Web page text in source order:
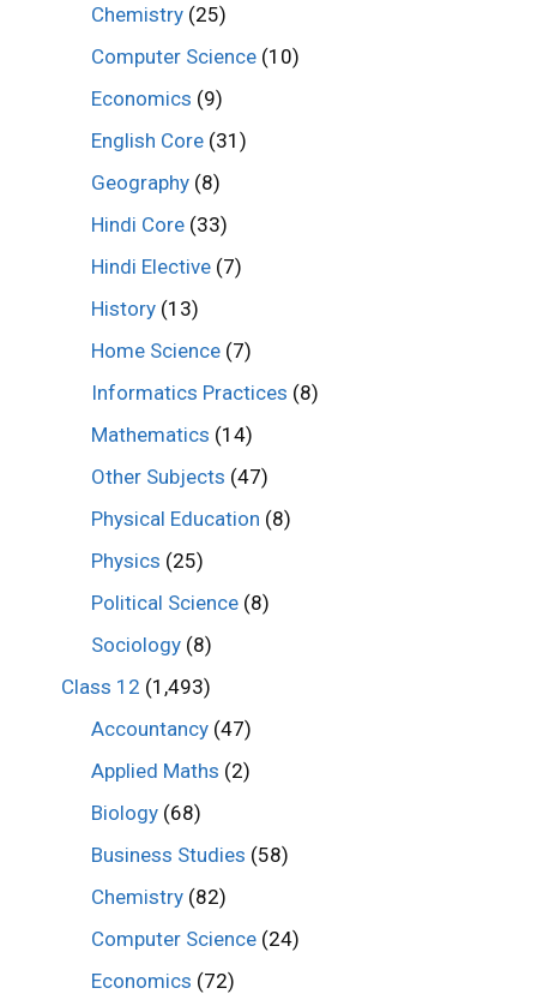
Chemistry (25)
Computer Science (10)
Economics (9)
English Core (31)
Geography (8)
Hindi Core (33)
Hindi Elective (7)
History (13)
Home Science (7)
Informatics Practices (8)
Mathematics (14)
Other Subjects (47)
Physical Education (8)
Physics (25)
Political Science (8)
Sociology (8)
Class 12 (1,493)
Accountancy (47)
Applied Maths (2)
Biology (68)
Business Studies (58)
Chemistry (82)
Computer Science (24)
Economics (72)